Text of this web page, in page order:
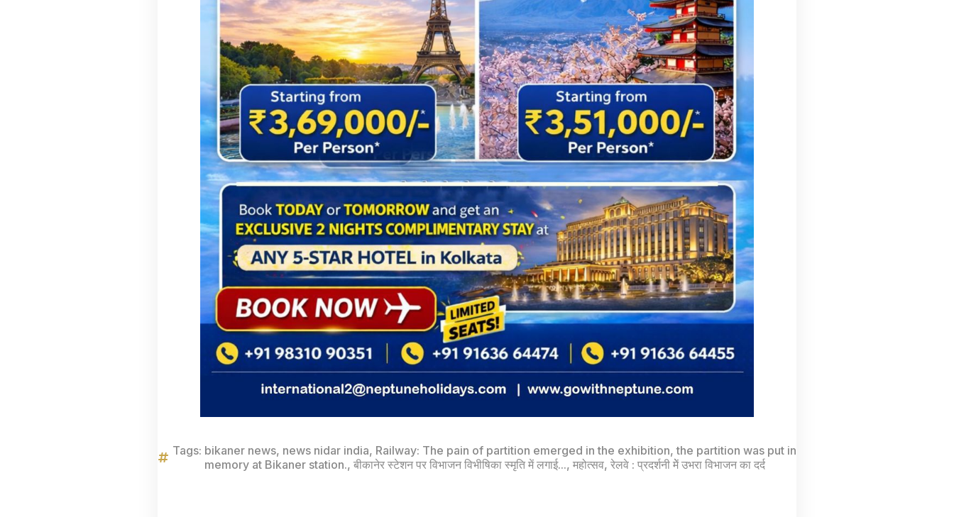
Tags: bikaner news, news nidar india, Railway: The pain of partition emerged in the exhibition,the partition was put in
memory at Bikaner station., बीकानेर स्टेशन पर विभाजन विभीषिका स्मृति में लगाई..., महोत्सव, रेलवे : प्रदर्शनी मेें उभरा विभाजन का दर्द